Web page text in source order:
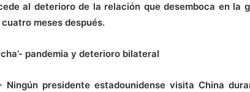
al deterioro de la relación que desemboca en la
meses después.
pandemia y deterioro bilateral
Ningún presidente estadounidense visita China